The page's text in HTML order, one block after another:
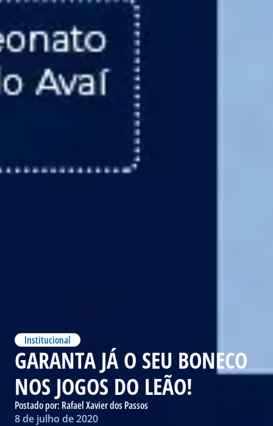
Institucional
GARANTA JÁ O SEU BONECO
NOS JOGOS DO LEÃO!
Postado por: Rafael Xavier dos Passos
8 de julho de 2020